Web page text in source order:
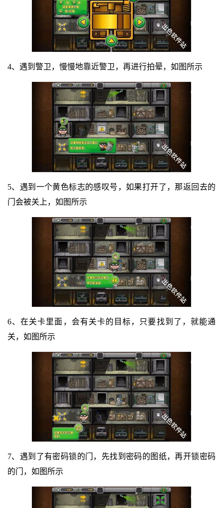
4、遇到警卫，慢慢地靠近警卫，再进行拍晕，如图所示
5、遇到一个黄色标志的感叹号，如果打开了，那返回去的
门会被关上，如图所示
6、在关卡里面，会有关卡的目标，只要找到了，就能通
关，如图所示
7、遇到了有密码锁的门，先找到密码的图纸，再开锁密码
的门，如图所示